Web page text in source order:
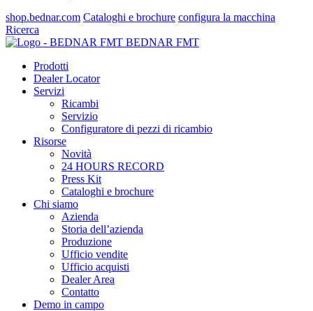
shop.bednar.com Cataloghi e brochure configura la macchina
Ricerca
BEDNAR FMT
Prodotti
Dealer Locator
Servizi
Ricambi
Servizio
Configuratore di pezzi di ricambio
Risorse
Novità
24 HOURS RECORD
Press Kit
Cataloghi e brochure
Chi siamo
Azienda
Storia dell’azienda
Produzione
Ufficio vendite
Ufficio acquisti
Dealer Area
Contatto
Demo in campo